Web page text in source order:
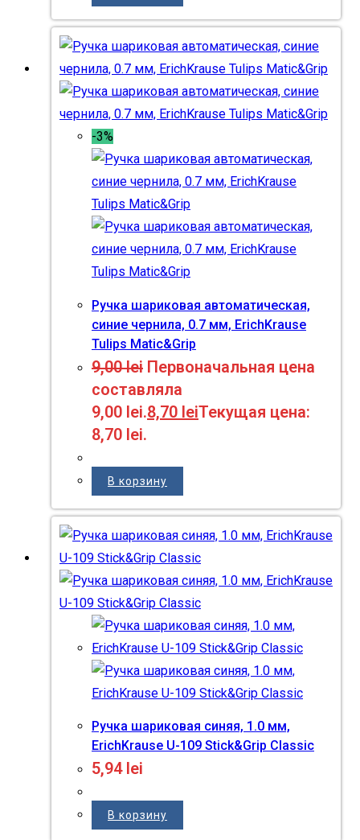
-3%
Ручка шариковая автоматическая,
синие чернила, 0.7 мм, ErichKrause
Tulips Matic&Grip
9,00lei Первоначальная цена
составляла
9,00 lei.8,70 leiТекущая цена:
8,70 lei.
В корзину
Ручка шариковая синяя, 1.0 мм,
ErichKrause U-109 Stick&Grip Classic
5,94 lei
В корзину